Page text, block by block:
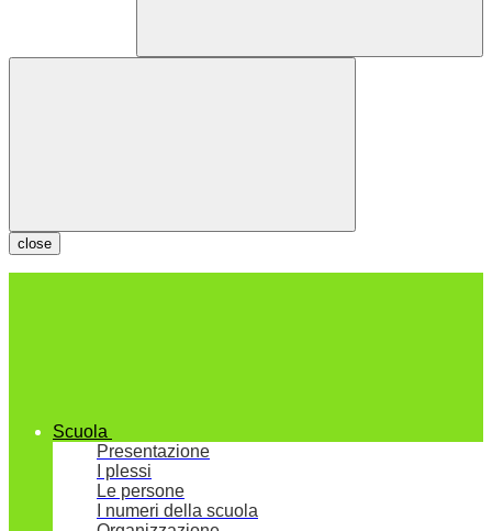
close
Scuola
Presentazione
I plessi
Le persone
I numeri della scuola